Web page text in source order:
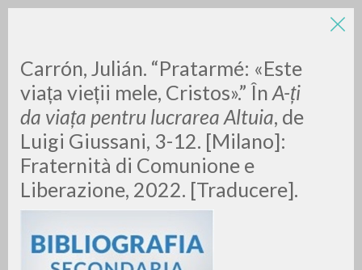
Carrón, Julián. “Pratarmé: «Este
viața vieții mele, Cristos».” În A-ți
da viața pentru lucrarea Altuia, de
Luigi Giussani, 3-12. [Milano]:
Fraternità di Comunione e
Liberazione, 2022. [Traducere].
LUIGI
GIUSSANI
scritti